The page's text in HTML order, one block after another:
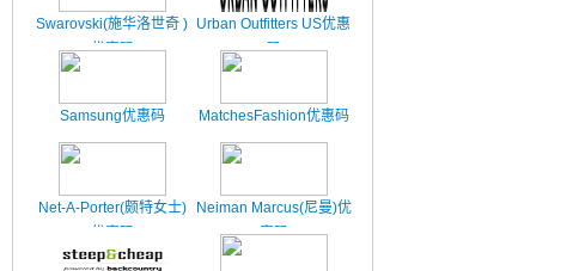
Swarovski(施华洛世奇 )
优惠码
Urban Outfitters US优惠
码
Samsung优惠码 MatchesFashion优惠码
Net-A-Porter(颇特女士)
Neiman Marcus(尼曼)优
惠码